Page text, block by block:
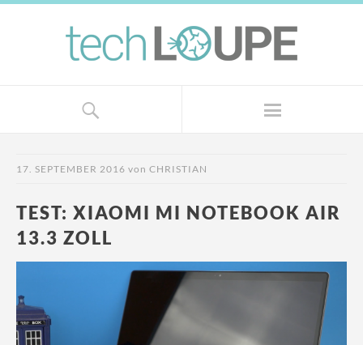
17. SEPTEMBER 2016 von CHRISTIAN
TEST: XIAOMI MI NOTEBOOK AIR
13.3 ZOLL